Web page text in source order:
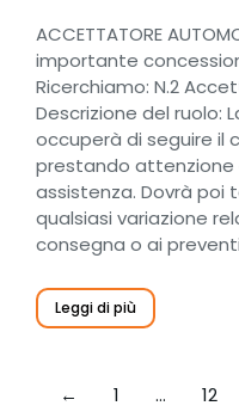
ACCETTATORE
importante
Ricerchiamo: N.2
Descrizione del ruolo:
occuperà di seguire il
prestando attenzione
assistenza. Dovrà poi
qualsiasi variazione
consegna o ai
Leggi di più
← 1 … 12